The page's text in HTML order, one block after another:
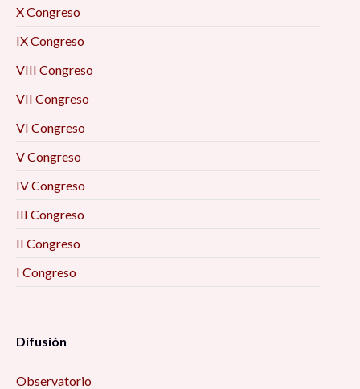
X Congreso
IX Congreso
VIII Congreso
VII Congreso
VI Congreso
V Congreso
IV Congreso
III Congreso
II Congreso
I Congreso
Difusión
Observatorio